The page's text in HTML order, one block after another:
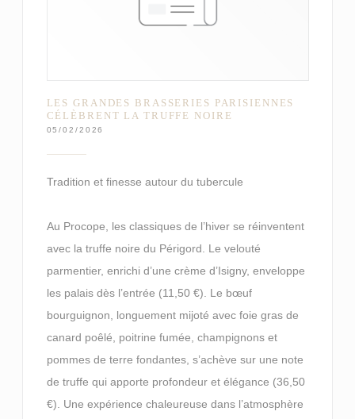
LES GRANDES BRASSERIES PARISIENNES
CÉLÈBRENT LA TRUFFE NOIRE
05/02/2026
Tradition et finesse autour du tubercule
Au Procope, les classiques de l’hiver se réinventent
avec la truffe noire du Périgord. Le velouté
parmentier, enrichi d’une crème d’Isigny, enveloppe
les palais dès l’entrée (11,50 €). Le bœuf
bourguignon, longuement mijoté avec foie gras de
canard poêlé, poitrine fumée, champignons et
pommes de terre fondantes, s’achève sur une note
de truffe qui apporte profondeur et élégance (36,50
€). Une expérience chaleureuse dans l’atmosphère